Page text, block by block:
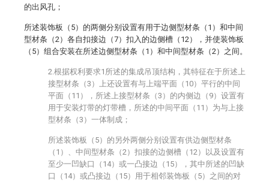
的出风孔；
所述装饰板（5）的两侧分别设置有用于边侧型材条（1）和中间
型材条（2）各自扣接边（7）扣入的边侧槽（12），并使装饰板
（5）组合安装在所述边侧型材条（1）和中间型材条（2）之间。
2.根据权利要求1所述的集成吊顶结构，其特征在于所述上
接型材条（3）上还设置有与上端平面（10）平行的中间
平面（11），所述上接型材条（3）的内侧边（9）设置有
用于安装灯带的灯带槽，所述的中间平面（11）为与上接
型材条（3）一体制成；
所述装饰板（5）的另外两侧分别设置有供边侧型材条
（1）、中间型材条（2）扣接的边侧槽（12）以及设置有
至少一凹缺口（14）或一凸接边（15），其中所述的凹缺
口（14）或凸接边（15）用于相邻装饰板（5）之间的对